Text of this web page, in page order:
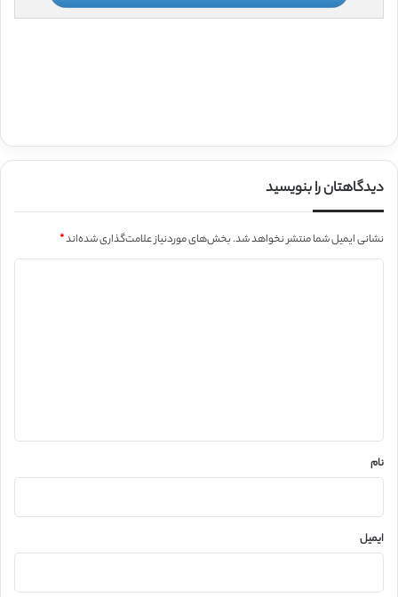
دیدگاهتان را بنویسید
نشانی ایمیل شما منتشر نخواهد شد.بخش‌های موردنیاز علامت‌گذاری شده‌اند*
نام
ایمیل